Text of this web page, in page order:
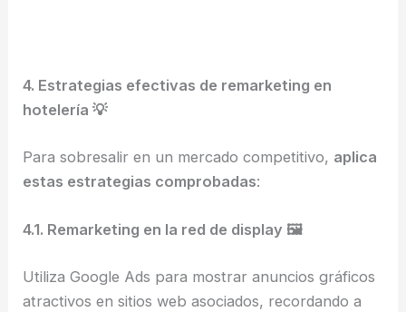
4. Estrategias efectivas de remarketing en
hotelería 💡
Para sobresalir en un mercado competitivo, aplica
estas estrategias comprobadas:
4.1. Remarketing en la red de display 🖼️
Utiliza Google Ads para mostrar anuncios gráficos
atractivos en sitios web asociados, recordando a